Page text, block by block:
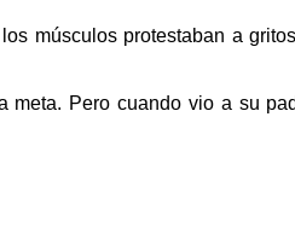
músculos protestaban a
meta. Pero cuando vio a su